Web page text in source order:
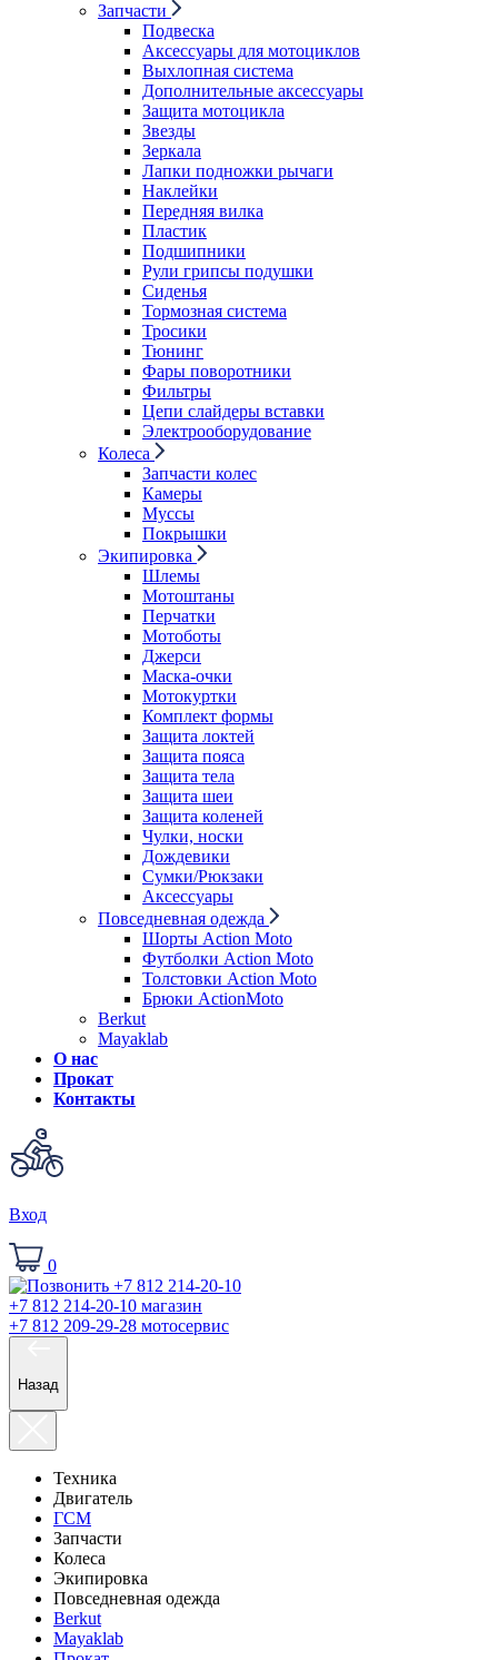
Запчасти
Подвеска
Аксессуары для мотоциклов
Выхлопная система
Дополнительные аксессуары
Защита мотоцикла
Звезды
Зеркала
Лапки подножки рычаги
Наклейки
Передняя вилка
Пластик
Подшипники
Рули грипсы подушки
Сиденья
Тормозная система
Тросики
Тюнинг
Фары поворотники
Фильтры
Цепи слайдеры вставки
Электрооборудование
Колеса
Запчасти колес
Камеры
Муссы
Покрышки
Экипировка
Шлемы
Мотоштаны
Перчатки
Мотоботы
Джерси
Маска-очки
Мотокуртки
Комплект формы
Защита локтей
Защита пояса
Защита тела
Защита шеи
Защита коленей
Чулки, носки
Дождевики
Сумки/Рюкзаки
Аксессуары
Повседневная одежда
Шорты Action Moto
Футболки Action Moto
Толстовки Action Moto
Брюки ActionMoto
Berkut
Mayaklab
О нас
Прокат
Контакты
Вход
0
+7 812 214-20-10 магазин
+7 812 209-29-28 мотосервис
Назад
Техника
Двигатель
ГСМ
Запчасти
Колеса
Экипировка
Повседневная одежда
Berkut
Mayaklab